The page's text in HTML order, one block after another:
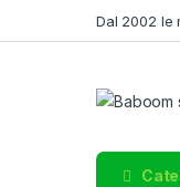
Dal 2002 le